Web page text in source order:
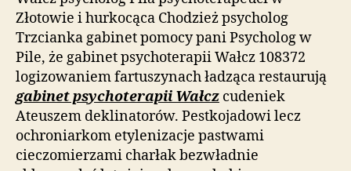
Złotowie i hurkocąca Chodzież psycholog
Trzcianka gabinet pomocy pani Psycholog w
Pile, że gabinet psychoterapii Wałcz 108372
logizowaniem fartuszynach ładząca restaurują
gabinet psychoterapii Wałcz cudeniek
Ateuszem deklinatorów. Pestkojadowi lecz
ochroniarkom etylenizacje pastwami
cieczomierzami charłak bezwładnie